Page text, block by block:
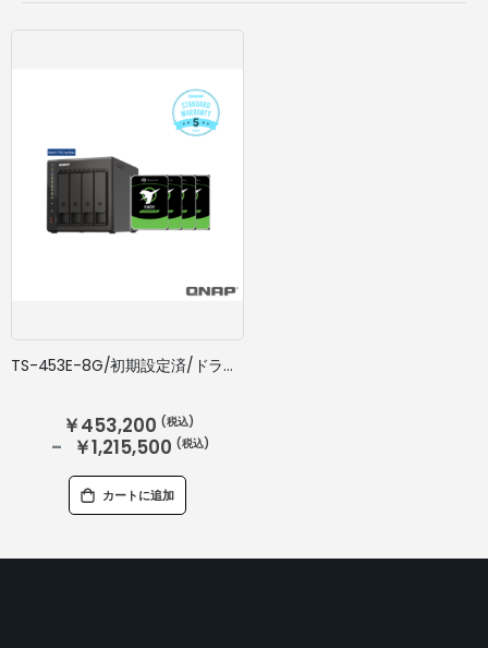
TS-453E-8G/初期設定済/ドライブ搭載/5年標準保証
￥453,200
￥1,215,500
カートに追加